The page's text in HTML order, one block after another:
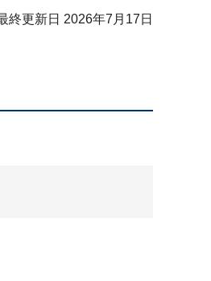
終更新日 2026年7月17日